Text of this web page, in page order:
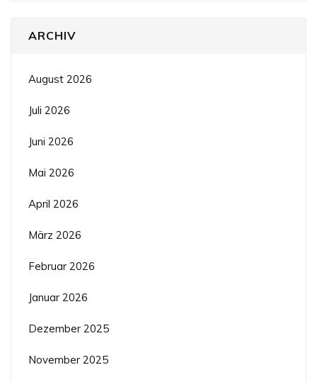
ARCHIV
August 2026
Juli 2026
Juni 2026
Mai 2026
April 2026
März 2026
Februar 2026
Januar 2026
Dezember 2025
November 2025